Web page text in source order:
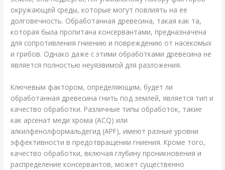
окружающей среды, которые могут повлиять на ее
долговечность. Обработанная древесина, такая как та,
которая была пропитана консервантами, предназначена
для сопротивления гниению и повреждению от насекомых
и грибов. Однако даже с этими обработками древесина не
является полностью неуязвимой для разложения.
Ключевым фактором, определяющим, будет ли
обработанная древесина гнить под землей, является тип и
качество обработки. Различные типы обработок, такие
как арсенат меди хрома (ACQ) или
алкилфенолформальдегид (APF), имеют разные уровни
эффективности в предотвращении гниения. Кроме того,
качество обработки, включая глубину проникновения и
распределение консервантов, может существенно